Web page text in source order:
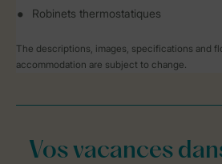
Robinets thermostatiques
The descriptions, images, specifications and
accommodation are subject to change.
Vos vacances